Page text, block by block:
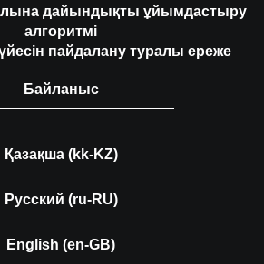
дайындықты ұйымдастыру
алгоритмі
пайдалану туралы ереже
Байланыс
Қазақша (kk-KZ)
Русский (ru-RU)
English (en-GB)